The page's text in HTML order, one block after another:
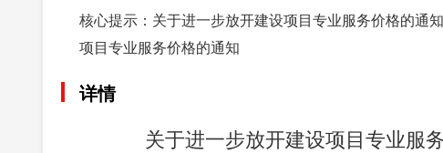
核心提示：关于进一步放开建设项目专业服务价格的通
项目专业服务价格的通知
详情
关于进一步放开建设项目专业服